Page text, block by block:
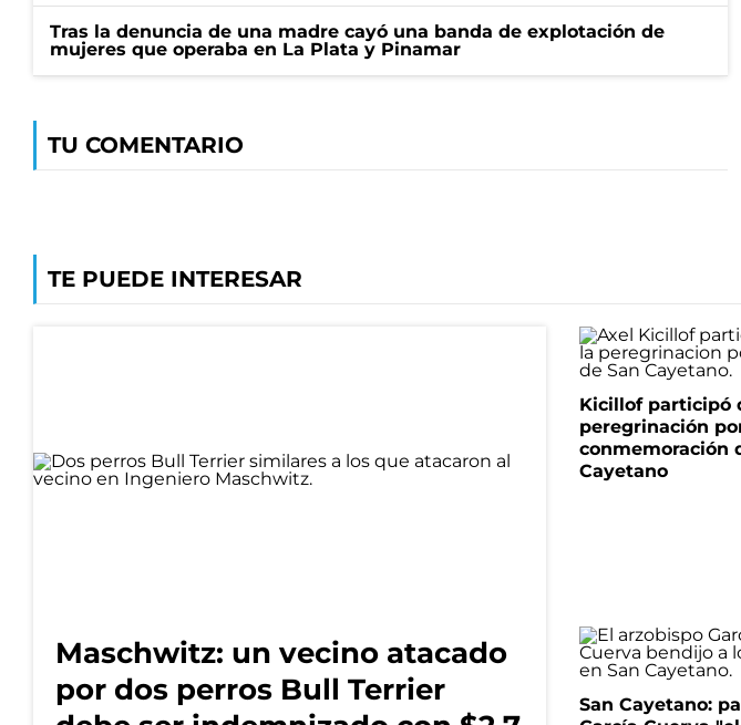
Tras la denuncia de una madre cayó una banda de explotación de
mujeres que operaba en La Plata y Pinamar
TU COMENTARIO
TE PUEDE INTERESAR
Maschwitz: un vecino atacado
por dos perros Bull Terrier
Kicillof participó
peregrinación
conmemoración
Cayetano
San Cayetano: